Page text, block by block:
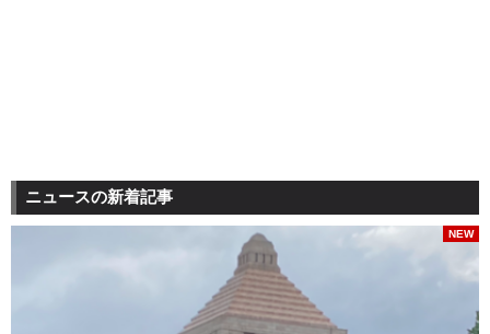
ニュースの新着記事
NEW